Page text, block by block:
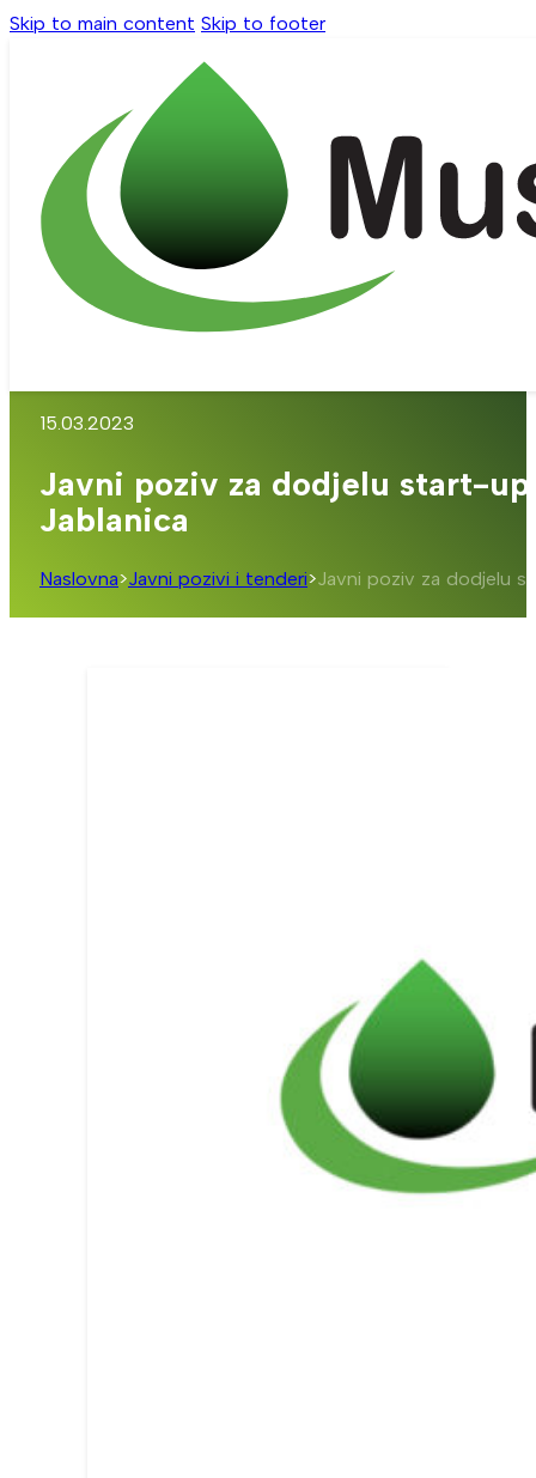
Skip to main content Skip to footer
15.03.2023
Javni poziv za dodjelu start-
Jablanica
Naslovna>Javni pozivi i tenderi>Javni poziv za dodjelu